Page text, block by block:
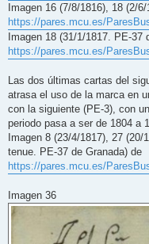
Imagen 16 (7/8/1816), 18 (2/
https://pares.mcu.es/
Imagen 18 (31/1/1817. PE-37
https://pares.mcu.es/
Las dos últimas cartas del
atrasa el uso de la marca en
con la siguiente (PE-3), con
periodo pasa a ser de 1804 a
Imagen 8 (23/4/1817), 27
tenue. PE-37 de Granada) de
https://pares.mcu.es/
Imagen 36